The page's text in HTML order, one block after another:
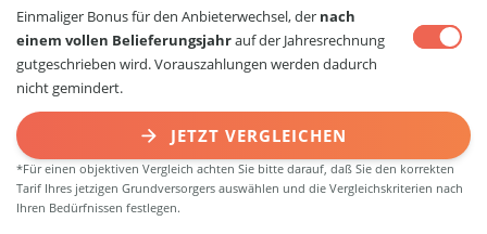
Einmaliger Bonus für den Anbieterwechsel, der nach
einem vollen Belieferungsjahrauf der Jahresrechnung
gutgeschrieben wird. Vorauszahlungen werden dadurch
nicht gemindert.
JETZT VERGLEICHEN
*Für einen objektiven Vergleich achten Sie bitte darauf, daß Sie den korrekten
Tarif Ihres jetzigen Grundversorgers auswählen und die Vergleichskriterien nach
Ihren Bedürfnissen festlegen.